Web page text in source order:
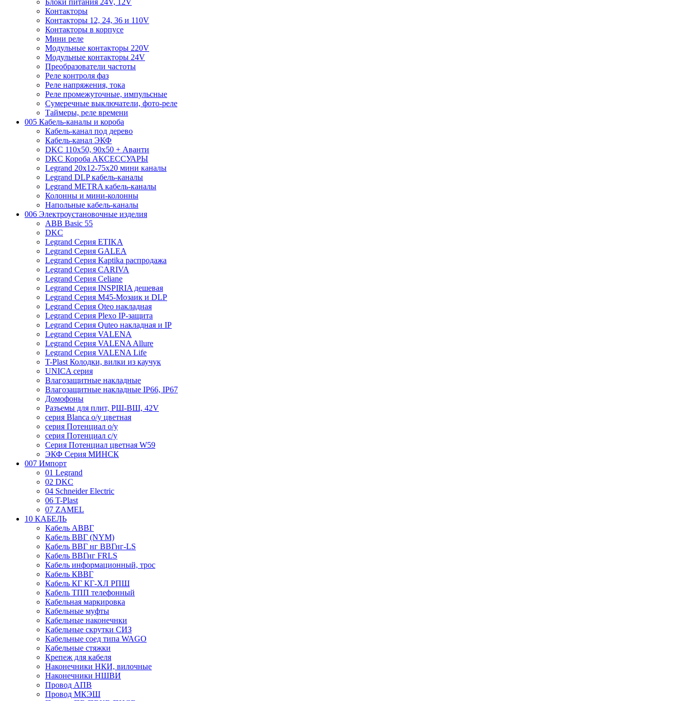
Блоки питания 24V, 12V
Контакторы
Контакторы 12, 24, 36 и 110V
Контакторы в корпусе
Мини реле
Модульные контакторы 220V
Модульные контакторы 24V
Преобразователи частоты
Реле контроля фаз
Реле напряжения, тока
Реле промежуточные, импульсные
Сумеречные выключатели, фото-реле
Таймеры, реле времени
005 Кабель-каналы и короба
Кабель-канал под дерево
Кабель-канал ЭКФ
DKC 110х50, 90х50 + Аванти
DKC Короба АКСЕССУАРЫ
Legrand 20х12-75х20 мини каналы
Legrand DLP кабель-каналы
Legrand METRA кабель-каналы
Колонны и мини-колонны
Напольные кабель-каналы
006 Электроустановочные изделия
ABB Basic 55
DKC
Legrand Серия ETIKA
Legrand Серия GALEA
Legrand Серия Kaptika распродажа
Legrand Серия CARIVA
Legrand Серия Celiane
Legrand Серия INSPIRIA дешевая
Legrand Серия M45-Мозаик и DLP
Legrand Серия Oteo накладная
Legrand Серия Plexo IP-защита
Legrand Серия Quteo накладная и IP
Legrand Серия VALENA
Legrand Серия VALENA Allure
Legrand Серия VALENA Life
T-Plast Колодки, вилки из каучук
UNICA серия
Влагозащитные накладные
Влагозащитные накладные IP66, IP67
Домофоны
Разъемы для плит, РШ-ВШ, 42V
серия Blanca о/у цветная
серия Потенциал о/у
серия Потенциал с/у
Серия Потенциал цветная W59
ЭКФ Серия МИНСК
007 Импорт
01 Legrand
02 DKC
04 Schneider Electric
06 T-Plast
07 ZAMEL
10 КАБЕЛЬ
Кабель АВВГ
Кабель ВВГ (NYM)
Кабель ВВГ нг ВВГнг-LS
Кабель ВВГнг FRLS
Кабель информационный, трос
Кабель КВВГ
Кабель КГ КГ-ХЛ РПШ
Кабель ТПП телефонный
Кабельная маркировка
Кабельные муфты
Кабельные наконечнки
Кабельные скрутки СИЗ
Кабельные соед типа WAGO
Кабельные стяжки
Крепеж для кабеля
Наконечники НКИ, вилочные
Наконечники НШВИ
Провод АПВ
Провод МКЭШ